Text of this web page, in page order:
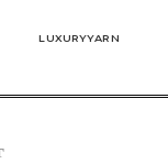
LUXURYYARN